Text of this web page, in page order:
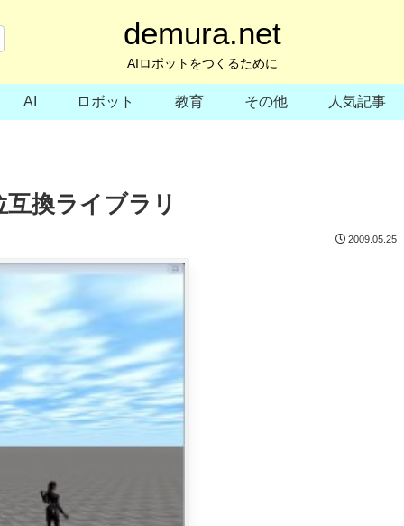
demura.net
AIロボットをつくるために
AI ロボット 教育 その他 人気記事
換ライブラリ
2009.05.25